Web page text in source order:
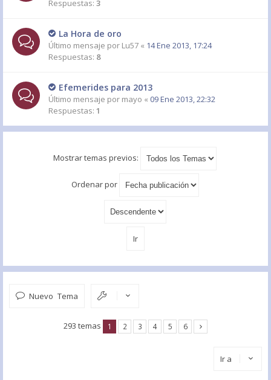
Respuestas: 3
La Hora de oro
Último mensaje por Lu57 « 14 Ene 2013, 17:24
Respuestas: 8
Efemerides para 2013
Último mensaje por mayo « 09 Ene 2013, 22:32
Respuestas: 1
Mostrar temas previos:
Ordenar por
Nuevo Tema
293 temas 1 2 3 4 5 6
Ir a